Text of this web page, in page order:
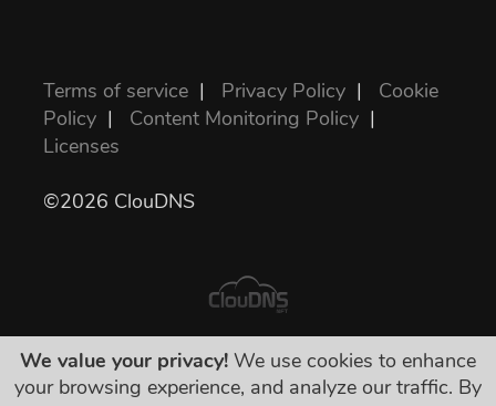
Terms of service | Privacy Policy | Cookie
Policy | Content Monitoring Policy |
Licenses
©2026 ClouDNS
表示されている値段が全部最終的で、必要な
We value your privacy! We use cookies to enhance
your browsing experience, and analyze our traffic. By